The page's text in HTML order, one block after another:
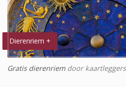
Dierenriem +
Gratis dierenriemdoor kaartleggers